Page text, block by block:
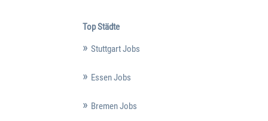
Top Städte
Stuttgart Jobs
Essen Jobs
Bremen Jobs